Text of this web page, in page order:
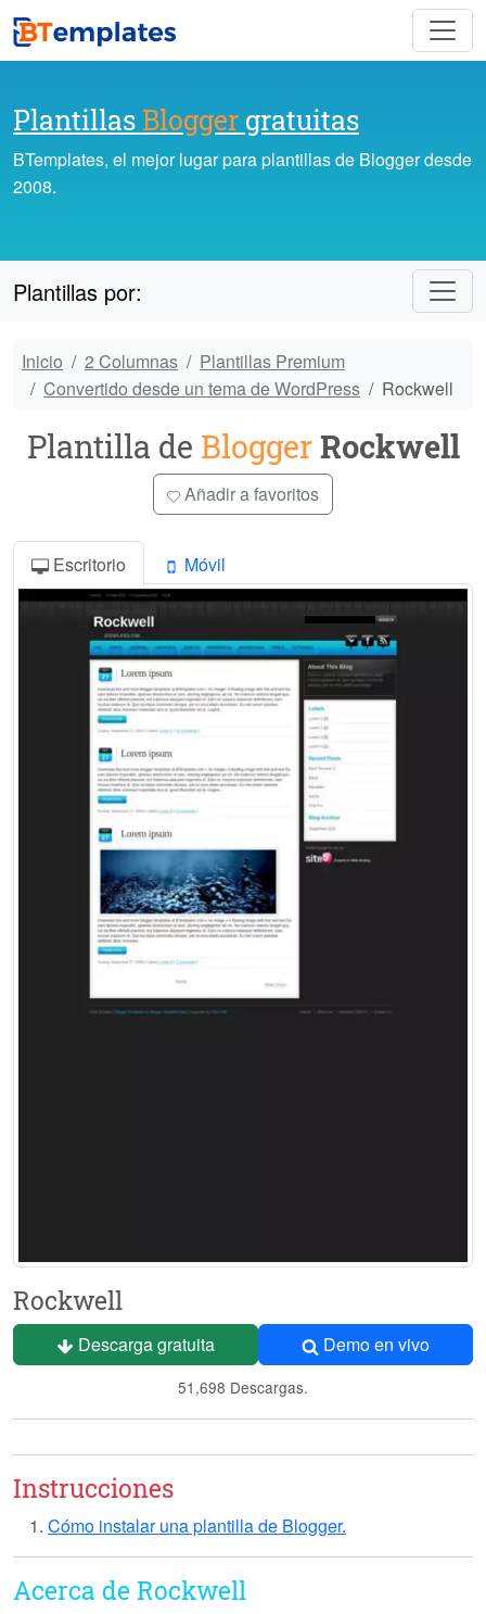
Plantillas Blogger gratuitas
BTemplates, el mejor lugar para plantillas de Blogger desde
2008.
Plantillas por:
Inicio 2 Columnas
Plantillas Premium
Convertido desde un tema de WordPress
Rockwell
Plantilla de BloggerRockwell
Añadir a favoritos
Rockwell
Descarga gratuita Demo en vivo
51,698 Descargas.
Escritorio Móvil
Instrucciones
Cómo instalar una plantilla de Blogger.
Acerca de Rockwell